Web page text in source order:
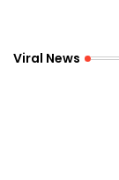
Viral News